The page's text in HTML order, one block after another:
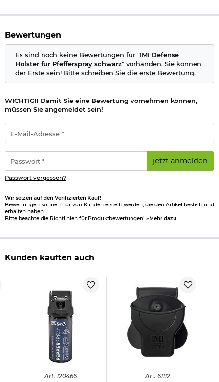
Bewertungen
Es sind noch keine Bewertungen für "IMI Defense
Holster für Pfefferspray schwarz" vorhanden. Sie können
der Erste sein! Bitte schreiben Sie die erste Bewertung.
WICHTIG!! Damit Sie eine Bewertung vornehmen können,
müssen Sie angemeldet sein!
Mail-
Adresse
*
jetzt anmelden
Passwort vergessen?
Wir setzen auf den Verifizierten Kauf!
Bewertungen können nur von Kunden erstellt werden, die den Artikel bestellt und
erhalten haben.
Bitte beachte die Richtlinien für Produktbewertungen! »Mehr dazu
Kunden kauften auch
Art. 120466 Art. 61112